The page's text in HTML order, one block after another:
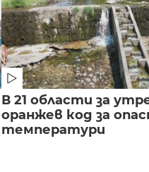
В 21 области за
оранжев код за
температури